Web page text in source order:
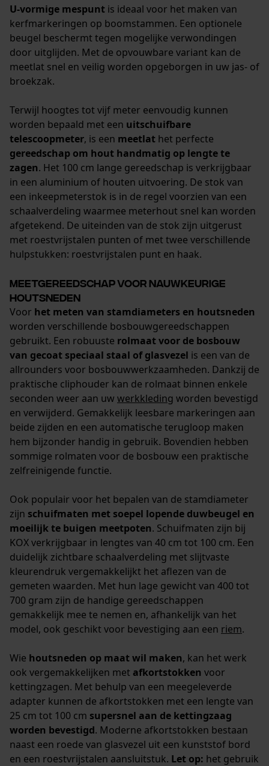
U-vormige mespunt is ideaal voor het maken van
kerfmarkeringen op boomstammen. Een optionele
beugel beschermt tegen mogelijke verwondingen
door uitglijden. Met de opvouwbare variant kan de
meetlat snel en veilig worden opgeborgen in uw jas- of
broekzak.
Terwijl hoogtes tot vijf meter eenvoudig kunnen
worden bepaald met een uitschuifbare
telescoopmeter, is een meetlat het perfecte
gereedschap om hout handmatig op lengte te
zagen. Het 100 cm lange gereedschap is verkrijgbaar
in een aluminium of houten uitvoering. De stok van
een inkeepmeterstok is in de regel voorzien van een
schaalverdeling waarmee meterhout snel kan worden
afgetekend. De uiteinden van de stok zijn uitgerust
met roestvrijstalen punten of met twee verschillende
hulpstukken: roestvrijstalen punt en haak.
Meetgereedschap voor nauwkeurige
houtsneden
Voor het meten van stamdiameters en houtsneden
worden verschillende bosbouwgereedschappen
gebruikt. Een robuuste rolmaat voor de bosbouw
van gecoat speciaal staal of glasvezel is een van de
allrounders voor bosbouwwerkzaamheden. Dankzij de
praktische cliphouder kan de rolmaat binnen enkele
seconden weer aan uw werkkleding worden bevestigd
en verwijderd. Gemakkelijk leesbare markeringen aan
beide zijden en een automatische terugloop maken
hem bijzonder handig in gebruik. Bovendien hebben
sommige rolmaten voor de bosbouw een praktische
zelfreinigende functie.
Ook populair voor het bepalen van de stamdiameter
zijn schuifmaten met soepel lopende duwbeugel en
moeilijk te buigen meetpoten. Schuifmaten zijn bij
KOX verkrijgbaar in lengtes van 40 cm tot 100 cm. Een
duidelijk zichtbare schaalverdeling met slijtvaste
kleurendruk vergemakkelijkt het aflezen van de
gemeten waarden. Met hun lage gewicht van 400 tot
700 gram zijn de handige gereedschappen
gemakkelijk mee te nemen en, afhankelijk van het
model, ook geschikt voor bevestiging aan een riem.
Wie houtsneden op maat wil maken, kan het werk
ook vergemakkelijken met afkortstokken voor
kettingzagen. Met behulp van een meegeleverde
adapter kunnen de afkortstokken met een lengte van
25 cm tot 100 cm supersnel aan de kettingzaag
worden bevestigd. Moderne afkortstokken bestaan
naast een roede van glasvezel uit een kunststof bord
en een roestvrijstalen aansluitstuk. Let op: het gebruik
gegevensverwerking opslaan
Econda Tag Manager
Statistische Cookies
Econda Analytics
Mouseflow Web Analytics Tool
Fact-Finder Tracking
Prestatie en functionele
Cookies
Gepersonaliseerde homepage
Opgeslagen winkelwagen
Persoonlijke begroeting
Geo-IP en gebruikersdetectie
YouTube-video's
Google Maps
Marketing Cookies
Google Global Site Tag
Microsoft Advertising Universal
Event Tracking
Survicate